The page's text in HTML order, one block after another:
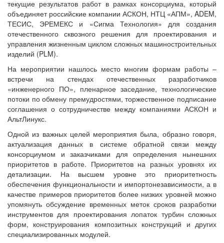
текущие результатов работ в рамках консорциума, который
объединяет российские компании АСКОН, НТЦ «АПМ», ADEM,
ТЕСИС, ЭРЕМЕКС и «Сигма Технология» для создания
отечественного сквозного решения для проектирования и
управления жизненным циклом сложных машиностроительных
изделий (PLM).
На мероприятии нашлось место многим формам работы –
встречи на стендах отечественных разработчиков
«инженерного ПО», пленарное заседание, технологические
потоки по обмену премудростями, торжественное подписание
соглашения о сотрудничестве между компаниями АСКОН и
АльтЛинукс.
Одной из важных целей мероприятия была, образно говоря,
актуализация данных в системе обратной связи между
консорциумом и заказчиками для определения нынешних
приоритетов в работе. Приоритетов на разных уровнях их
детализации. На высшем уровне это приоритетность
обеспечения функциональности и импортонезависимости, а в
качестве примеров приоритетов более низких уровней можно
упомянуть обсуждение временных меток сроков разработки
инструментов для проектирования лопаток турбин сложных
форм, конструирования композитных конструкций и других
специализированных модулей.